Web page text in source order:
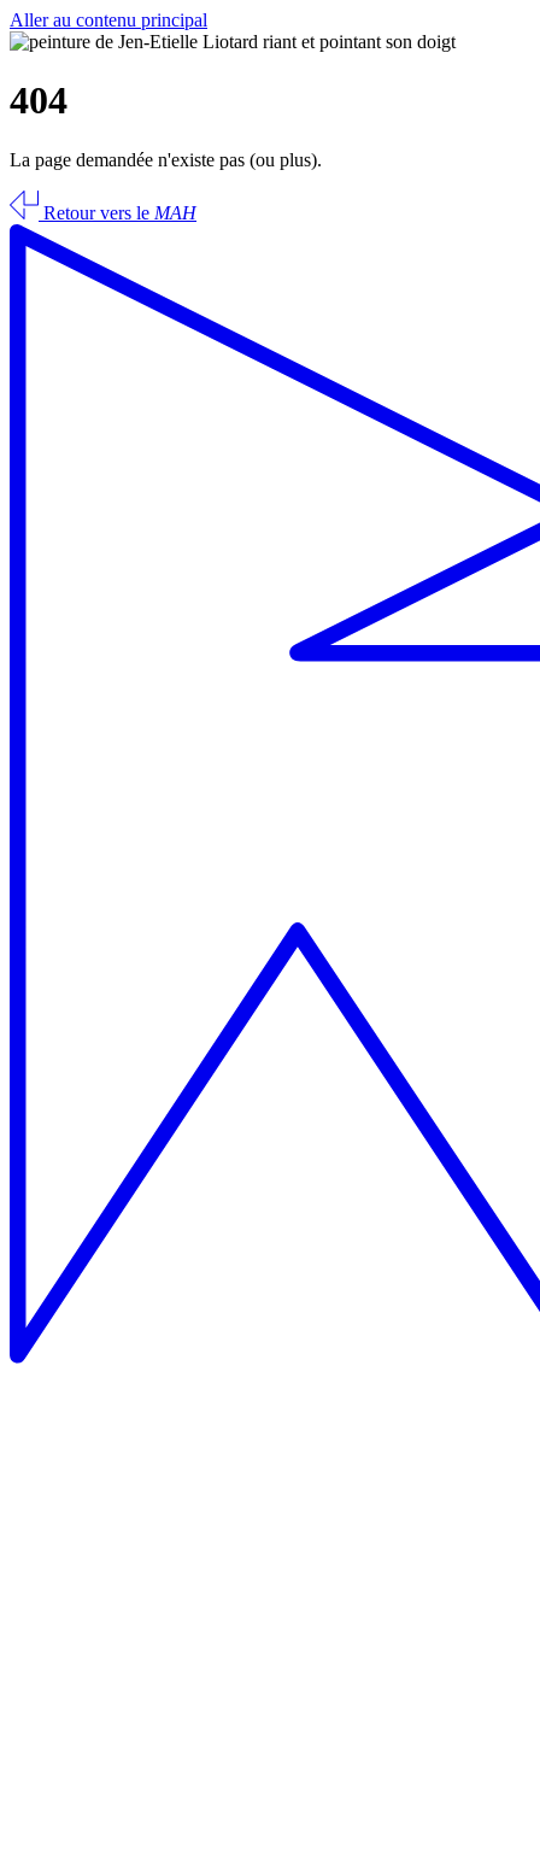
Aller au contenu principal
404
La page demandée n'existe pas (ou plus).
Retour vers le MAH